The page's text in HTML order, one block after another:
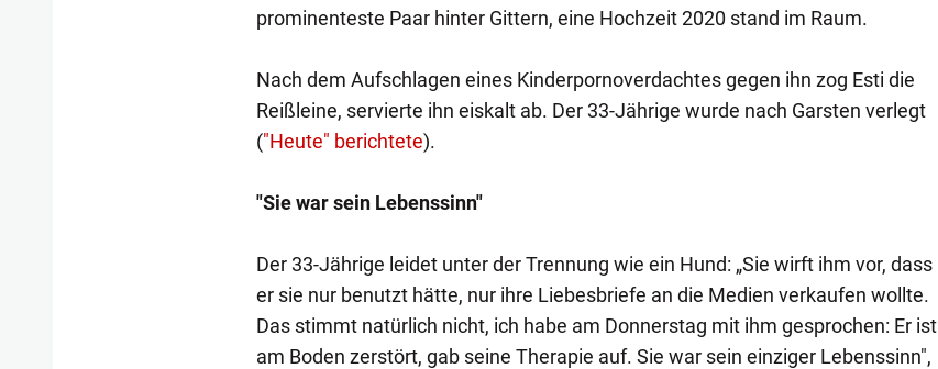
prominenteste Paar hinter Gittern, eine Hochzeit 2020 stand im Raum.
Nach dem Aufschlagen eines Kinderpornoverdachtes gegen ihn zog Esti die
Reißleine, servierte ihn eiskalt ab. Der 33-Jährige wurde nach Garsten verlegt
("Heute" berichtete).
"Sie war sein Lebenssinn"
Der 33-Jährige leidet unter der Trennung wie ein Hund: „Sie wirft ihm vor, dass
er sie nur benutzt hätte, nur ihre Liebesbriefe an die Medien verkaufen wollte.
Das stimmt natürlich nicht, ich habe am Donnerstag mit ihm gesprochen: Er ist
am Boden zerstört, gab seine Therapie auf. Sie war sein einziger Lebenssinn",